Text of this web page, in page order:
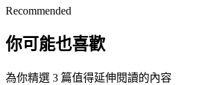
Recommended
你可能也喜歡
為你精選 3 篇值得延伸閱讀的內容